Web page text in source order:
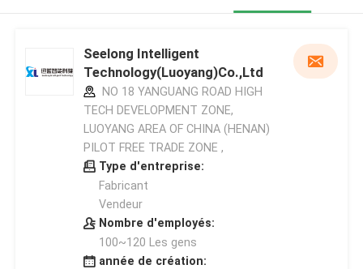
Seelong Intelligent
Technology(Luoyang)Co.,Ltd
NO 18 YANGUANG ROAD HIGH
TECH DEVELOPMENT ZONE,
LUOYANG AREA OF CHINA (HENAN)
PILOT FREE TRADE ZONE ,
Type d'entreprise:
Fabricant
Vendeur
Nombre d'employés:
100~120 Les gens
année de création: